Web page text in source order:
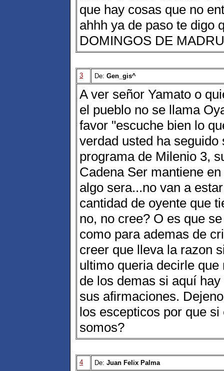
que hay cosas que no
ahhh ya de paso te digo
DOMINGOS DE
3 De: Gen_gis^
A ver señor Yamato o
el pueblo no se llama
favor "escuche bien lo
verdad usted ha seguido
programa de Milenio 3,
Cadena Ser mantiene
algo sera...no van a
cantidad de oyente que
no, no cree? O es que
como para ademas de
creer que lleva la razon
ultimo queria decirle
de los demas si aquí
sus afirmaciones.
los escepticos por que
somos?
4 De: Juan Felix Palma